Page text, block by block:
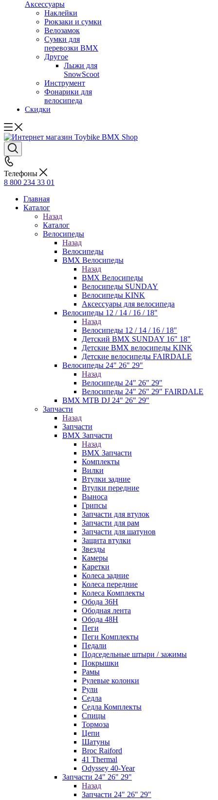
Аксессуары
Наклейки
Рюкзаки и сумки
Велозамок
Сумки для
перевозки BMX
Другое
Лыжи для
SnowScoot
Инструмент
Фонарики для
велосипеда
Скидки
Телефоны
8 800 234 33 01
Главная
Каталог
Назад
Каталог
Велосипеды
Назад
Велосипеды
BMX Велосипеды
Назад
BMX Велосипеды
Велосипеды SUNDAY
Велосипеды KINK
Аксессуары для велосипеда
Велосипеды 12 / 14 / 16 / 18"
Назад
Велосипеды 12 / 14 / 16 / 18"
Детский BMX SUNDAY 16" 18"
Детские BMX велосипеды KINK
Детские велосипеды FAIRDALE
Велосипеды 24" 26" 29"
Назад
Велосипеды 24" 26" 29"
Велосипеды 24" 26" 29" FAIRDALE
BMX MTB DJ 24" 26" 29"
Запчасти
Назад
Запчасти
BMX Запчасти
Назад
BMX Запчасти
Комплекты
Вилки
Втулки задние
Втулки передние
Выноса
Грипсы
Запчасти для втулок
Запчасти для рам
Запчасти для шатунов
Защита втулки
Звезды
Камеры
Каретки
Колеса задние
Колеса передние
Колеса Комплекты
Обода 36H
Ободная лента
Обода 48H
Пеги
Пеги Комплекты
Педали
Подседельные штыри / зажимы
Покрышки
Рамы
Рулевые колонки
Рули
Седла
Седла Комплекты
Спицы
Тормоза
Цепи
Шатуны
Broc Raiford
41 Thermal
Odyssey 40-Year
Запчасти 24" 26" 29"
Назад
Запчасти 24" 26" 29"